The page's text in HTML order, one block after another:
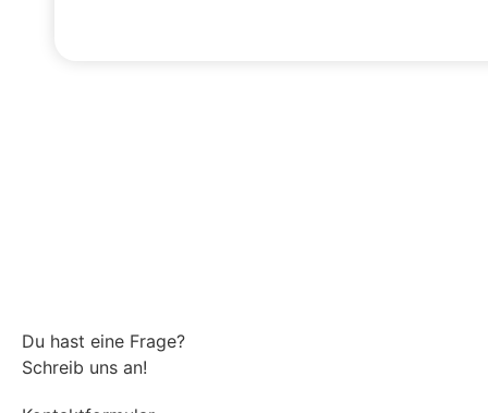
Du hast eine Frage?
Schreib uns an!